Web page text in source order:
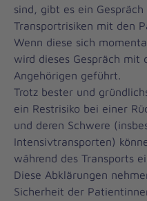
sind, gibt es ein
Transportrisiken mit den
Wenn diese sich
wird dieses Gespräch mit
Angehörigen geführt.
Trotz bester und
ein Restrisiko bei einer
und deren Schwere
Intensivtransporten)
während des Transports
Diese Abklärungen
Sicherheit der